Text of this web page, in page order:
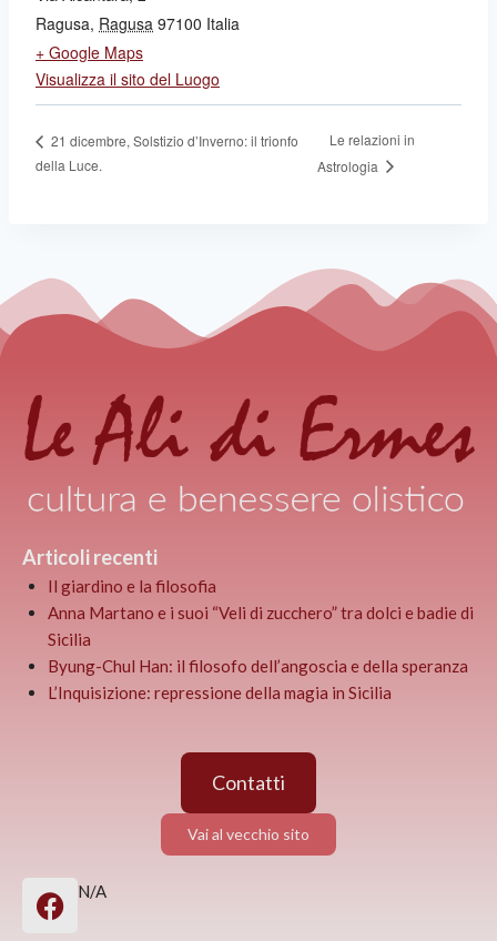
Ragusa, Ragusa 97100 Italia
+ Google Maps
Visualizza il sito del Luogo
21 dicembre, Solstizio d’Inverno: il trionfo
della Luce.
Le relazioni in
Astrologia
Articoli recenti
Il giardino e la filosofia
Anna Martano e i suoi “Veli di zucchero” tra dolci e badie di
Sicilia
Byung-Chul Han: il filosofo dell’angoscia e della speranza
L’Inquisizione: repressione della magia in Sicilia
Contatti
Vai al vecchio sito
N/A